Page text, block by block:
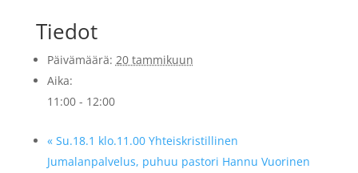
Tiedot
Päivämäärä: 20 tammikuun
Aika:
11:00 - 12:00
«Su.18.1 klo.11.00 Yhteiskristillinen
Jumalanpalvelus, puhuu pastori Hannu Vuorinen